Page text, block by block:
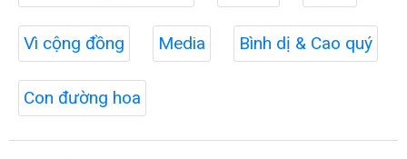
Vì cộng đồng Media Bình dị & Cao quý
Con đường hoa